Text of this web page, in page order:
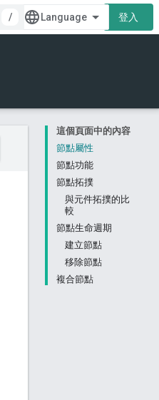
/
登入
這個頁面中的內容
節點屬性
節點功能
節點拓撲
與元件拓撲的比
較
節點生命週期
建立節點
移除節點
複合節點